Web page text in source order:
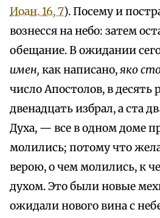
Иоан. 16, 7). Посему и
вознесся на небо: затем
обещание. В ожидании
имен, как написано,яко
число Апостолов, в десять
двенадцать избрал, а ста
Духа, — все в одном доме
молились; потому что
верою, о чем молились, к
духом. Это были новые
ожидали нового вина с